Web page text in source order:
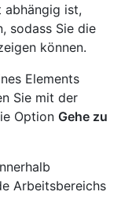
abhängig ist,
sodass Sie die
können.
Elements
Sie mit der
Option Gehe zu
Arbeitsbereichs